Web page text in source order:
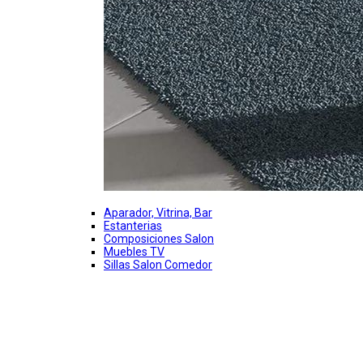
Aparador, Vitrina, Bar
Estanterias
Composiciones Salon
Muebles TV
Sillas Salon Comedor